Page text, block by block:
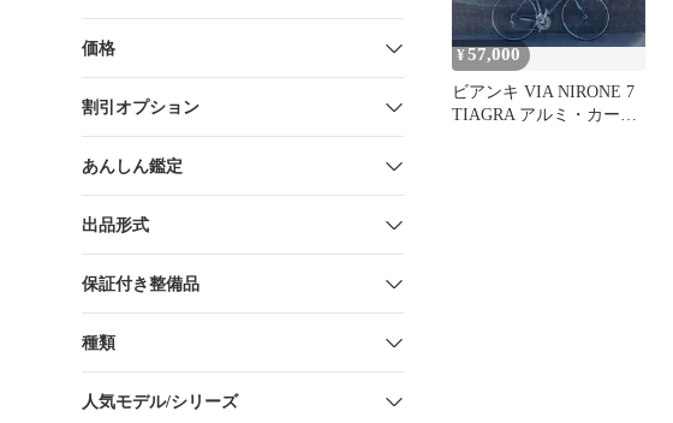
価格
割引オプション
あんしん鑑定
出品形式
保証付き整備品
種類
人気モデル/シリーズ
¥57,000
ビアンキ VIA NIRONE 7
TIAGRA アルミ・カーボ